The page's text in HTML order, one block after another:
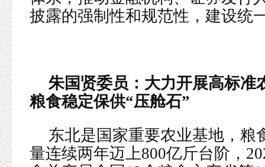
披露的强制性和规范性，建设统
朱国贤委员： 大力开展高标准
粮食稳定保供“压舱石”
东北是国家重要农业基地，粮
量连续两年迈上800亿斤台阶，